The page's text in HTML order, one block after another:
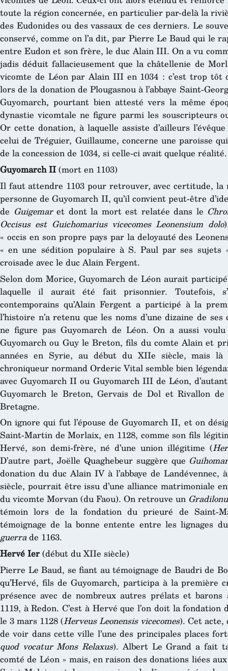
toute la région concernée, en particulier par-delà la
des Eudonides ou des vassaux de ces derniers. Le
conservé, comme on l’a dit, par Pierre Le Baud qui le
entre Eudon et son frère, le duc Alain III. On a vu
jadis déduit fallacieusement que la châtellenie de
vicomte de Léon par Alain III en 1034 : c’est trop tôt
lors de la donation de Plougasnou à l’abbaye Saint-
Guyomarch, pourtant bien attesté vers la même
dynastie vicomtale ne figure parmi les souscripteurs
Or cette donation, à laquelle assiste d’ailleurs
celui de Tréguier, Guillaume, concerne une paroisse
de la concession de 1034, si celle-ci avait quelque réalité.
Guyomarch II (mort en 1103)
Il faut attendre 1103 pour retrouver, avec certitude, la
personne de Guyomarch II, qu’il convient peut-être
de Guigemaret dont la mort est relatée dans le
Occisus est Guichomarius vicecomes Leonensium dolo
« occis en son propre pays par la deloyauté des
« en une sédition populaire à S. Paul par ses
croisade avec le duc Alain Fergent.
Selon dom Morice, Guyomarch de Léon aurait
laquelle il aurait été fait prisonnier. Toutefois,
contemporains qu’Alain Fergent a participé à la
l’histoire n’a retenu que les noms d’une dizaine de
ne figure pas Guyomarch de Léon. On a aussi
Guyomarch ou Guy le Breton, fils du comte Alain et
années en Syrie, au début du XIIe siècle, mais là
chroniqueur normand Orderic Vital semble bien
avec Guyomarch II ou Guyomarch III de Léon,
Guyomarch le Breton, Gervais de Dol et Rivallon
Bretagne.
On ignore qui fut l’épouse de Guyomarch II, et on
Saint-Martin de Morlaix, en 1128, comme son fils
Hervé, son demi-frère, né d’une union illégitime (
D’autre part, Joëlle Quaghebeur suggère que
donation du duc Alain IV à l’abbaye de
siècle, pourrait être issu d’une alliance matrimoniale
du vicomte Morvan (du Faou). On retrouve un
témoin lors de la fondation du prieuré de Saint-
témoignage de la bonne entente entre les lignages
guerrade 1163.
Hervé Ier (début du XIIe siècle)
Pierre Le Baud, se fiant au témoignage de Baudri de
qu’Hervé, fils de Guyomarch, participa à la première
présence avec de nombreux autres prélats et barons
1119, à Redon. C’est à Hervé que l’on doit la
le 3 mars 1128 (Herveus Leonensis vicecomes). Cet
de voir dans cette ville l’une des principales places
quod vocatur Mons Relaxus). Albert Le Grand a fait
comté de Léon » mais, en raison des donations liées